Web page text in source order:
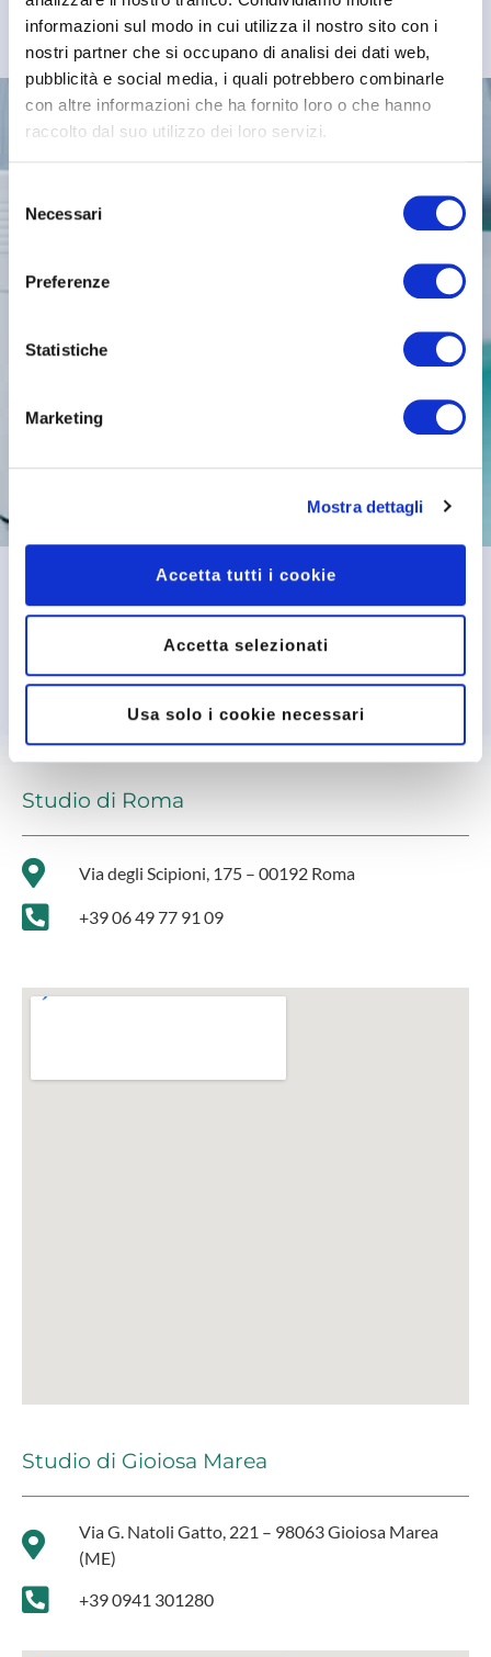
informazioni sul modo in cui utilizza il nostro sito con i
nostri partner che si occupano di analisi dei dati web,
pubblicità e social media, i quali potrebbero combinarle
con altre informazioni che ha fornito loro o che hanno
raccolto dal suo utilizzo dei loro servizi.
delNecessari
Preferenze
Statistiche
Marketing
Mostra dettagli
Accetta tutti i cookie
Accetta selezionati
Usa solo i cookie necessari
DAI VALORE AL TUO
Studio di Roma
Via degli Scipioni, 175 – 00192 Roma
+39 06 49 77 91 09
Studio di Gioiosa Marea
Via G. Natoli Gatto, 221 – 98063 Gioiosa Marea
(ME)
+39 0941 301280